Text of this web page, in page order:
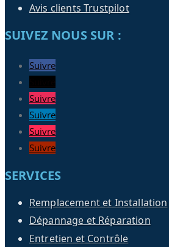
Avis clients Trustpilot
SUIVEZ NOUS SUR :
Suivre
Suivre
Suivre
Suivre
Suivre
SERVICES
Remplacement et Installation
Dépannage et Réparation
Entretien et Contrôle